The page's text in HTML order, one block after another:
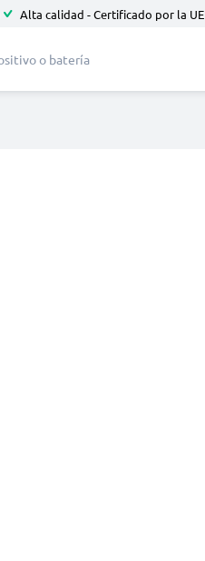
Alta calidad - Certificado por la UE